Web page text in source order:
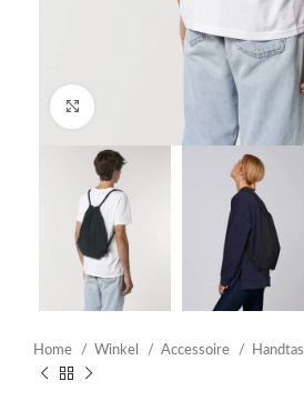
Home Winkel Accessoire Handtas